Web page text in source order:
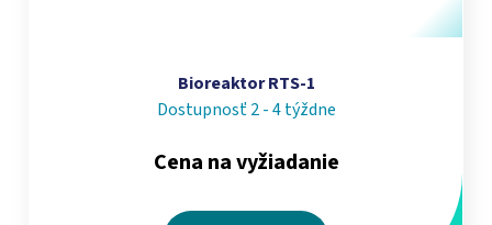
Bioreaktor RTS-1
Dostupnosť 2 - 4 týždne
Cena na vyžiadanie